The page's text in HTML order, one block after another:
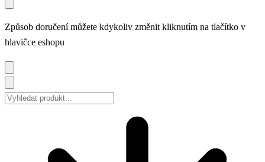
Způsob doručení můžete kdykoliv změnit kliknutím na tlačítko v
hlavičce eshopu